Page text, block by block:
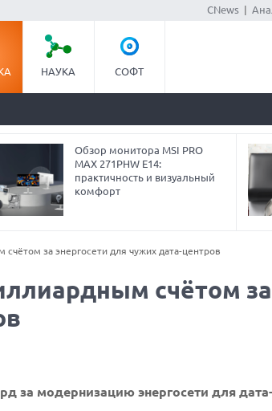
CNews|
НАУКА СОФТ
Обзор монитора MSI PRO
MAX 271PHW E14:
практичность и визуальный
комфорт
за энергосети для чужих дата-центров
счётом за
за модернизацию энергосети для